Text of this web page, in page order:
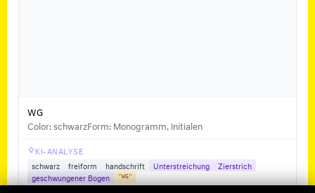
WG
Color: schwarzForm: Monogramm, Initialen
KI-ANALYSE
schwarz
freiform handschrift Unterstreichung
Zierstrich
geschwungener Bogen
"WG"